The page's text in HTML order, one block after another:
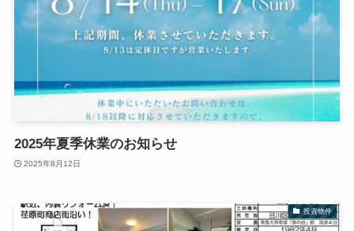
2025年夏季休業のお知らせ
2025年8月12日
投資物件